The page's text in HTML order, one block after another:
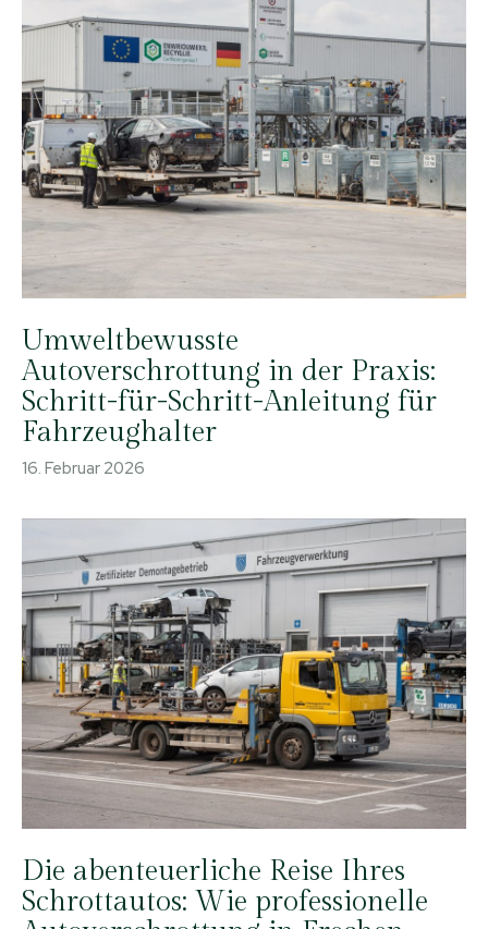
Umweltbewusste
Autoverschrottung in der Praxis:
Schritt-für-Schritt-Anleitung für
Fahrzeughalter
16. Februar 2026
Die abenteuerliche Reise Ihres
Schrottautos: Wie professionelle